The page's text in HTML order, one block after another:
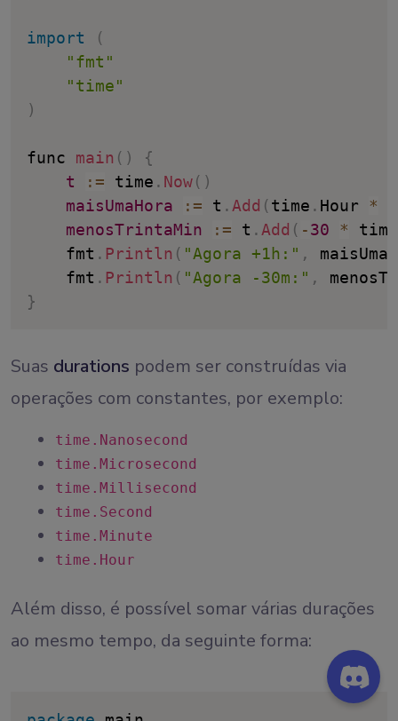
import
(
"fmt"
"time"
)
func main ( )
{
t
: = time . Now( )
maisUmaHora
: = t . Add (time . Hour *
menosTrintaMin
: = t . Add ( -30 * time
	fmt
. Println ( "Agora +1h:" ,
	fmt
. Println ( "Agora -30m:" ,
}
Suas durations podem ser construídas via
operações com constantes, por exemplo:
time.Nanosecond
time.Microsecond
time.Millisecond
time.Second
time.Minute
time.Hour
Além disso, é possível somar várias durações
ao mesmo tempo, da seguinte forma: